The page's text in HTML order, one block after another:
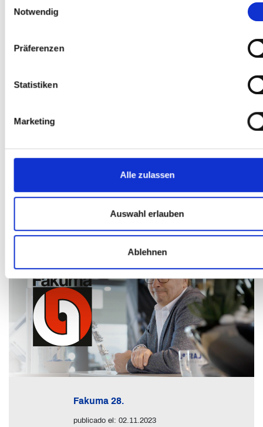
Notwendig
Präferenzen
Statistiken
Marketing
Alle zulassen
Auswahl erlauben
Ablehnen
Feliz Navidad
Feliz Navidad y próspero comienzo de año.
Fakuma 28.
publicado el: 02.11.2023